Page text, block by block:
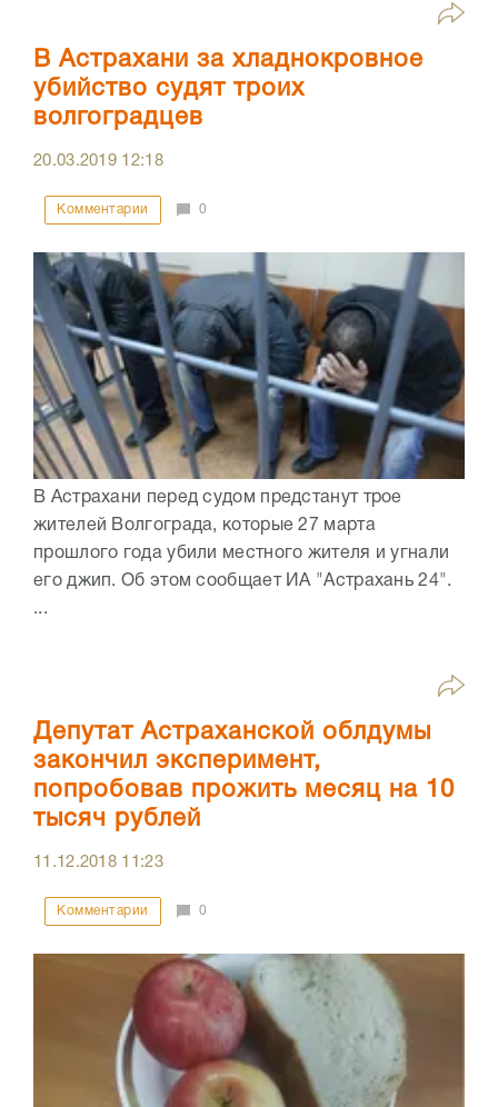
В Астрахани за хладнокровное
убийство судят троих
волгоградцев
20.03.2019 12:18
Комментарии 0
В Астрахани перед судом предстанут трое
жителей Волгограда, которые 27 марта
прошлого года убили местного жителя и угнали
его джип. Об этом сообщает ИА "Астрахань 24".
...
Депутат Астраханской облдумы
закончил эксперимент,
попробовав прожить месяц на 10
тысяч рублей
11.12.2018 11:23
Комментарии 0